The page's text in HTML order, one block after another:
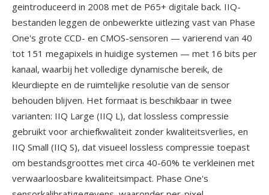
geintroduceerd in 2008 met de P65+ digitale back. IIQ-
bestanden leggen de onbewerkte uitlezing vast van Phase
One's grote CCD- en CMOS-sensoren — varierend van 40
tot 151 megapixels in huidige systemen — met 16 bits per
kanaal, waarbij het volledige dynamische bereik, de
kleurdiepte en de ruimtelijke resolutie van de sensor
behouden blijven. Het formaat is beschikbaar in twee
varianten: IIQ Large (IIQ L), dat lossless compressie
gebruikt voor archiefkwaliteit zonder kwaliteitsverlies, en
IIQ Small (IIQ S), dat visueel lossless compressie toepast
om bestandsgroottes met circa 40-60% te verkleinen met
verwaarloosbare kwaliteitsimpact. Phase One's